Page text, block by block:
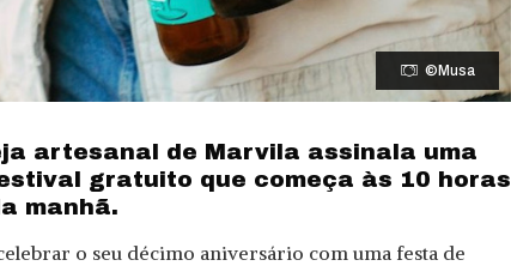
©Musa
artesanal de Marvila assinala uma
gratuito que começa às 10 horas
manhã.
o seu décimo aniversário com uma festa de